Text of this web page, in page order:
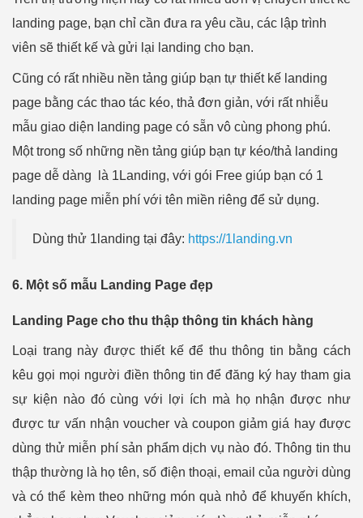
landing page, bạn chỉ cần đưa ra yêu cầu, các lập trình
viên sẽ thiết kế và gửi lại landing cho bạn.
Cũng có rất nhiều nền tảng giúp bạn tự thiết kế landing
page bằng các thao tác kéo, thả đơn giản, với rất nhiễu
mẫu giao diện landing page có sẵn vô cùng phong phú.
Một trong số những nền tảng giúp bạn tự kéo/thả landing
page dễ dàng là 1Landing, với gói Free giúp bạn có 1
landing page miễn phí với tên miền riêng để sử dụng.
Dùng thử 1landing tại đây: https://1landing.vn
6. Một số mẫu Landing Page đẹp
Landing Page cho thu thập thông tin khách hàng
Loại trang này được thiết kế để thu thông tin bằng cách
kêu gọi mọi người điền thông tin để đăng ký hay tham gia
sự kiện nào đó cùng với lợi ích mà họ nhận được như
được tư vấn nhận voucher và coupon giảm giá hay được
dùng thử miễn phí sản phẩm dịch vụ nào đó. Thông tin thu
thập thường là họ tên, số điện thoại, email của người dùng
và có thể kèm theo những món quà nhỏ để khuyến khích,